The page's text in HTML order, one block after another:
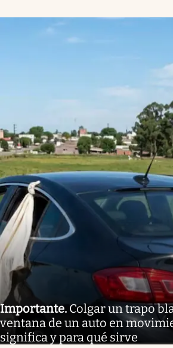
Importante. Colgar un trapo
ventana de un auto en
significa y para qué sirve